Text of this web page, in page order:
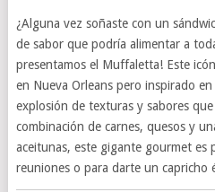
¿Alguna vez soñaste con un
de sabor que podría alimentar a
presentamos el Muffaletta! Este
en Nueva Orleans pero inspirado en
explosión de texturas y sabores
combinación de carnes, quesos y
aceitunas, este gigante gourmet es
reuniones o para darte un capricho